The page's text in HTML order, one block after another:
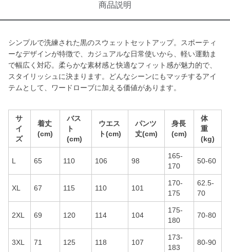
商品説明
シンプルで洗練された黒のスウェットセットアップ。スポーティ
ーなデザインが特徴で、カジュアルな日常使いから、軽い運動ま
で幅広く対応。柔らかな素材感と快適なフィット感が魅力的で、
スタイリッシュに決まります。どんなシーンにもマッチするアイ
テムとして、ワードローブに加える価値があります。
サ
イ
ズ
着丈
(cm)
バス
ト
(cm)
ウエス
ト(cm)
パンツ
丈(cm)
身長
(cm)
体
重
(kg)
L 65 110 106 98
165-
170
50-60
XL 67 115 110 101
170-
175
62.5-
70
2XL 69 120 114 104
175-
180
70-80
3XL 71 125 118 107
173-
183
80-90